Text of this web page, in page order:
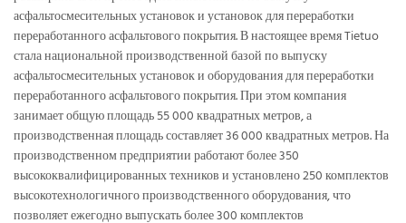
асфальтосмесительных установок и установок для переработки
переработанного асфальтового покрытия. В настоящее время Tietuo
стала национальной производственной базой по выпуску
асфальтосмесительных установок и оборудования для переработки
переработанного асфальтового покрытия. При этом компания
занимает общую площадь 55 000 квадратных метров, а
производственная площадь составляет 36 000 квадратных метров. На
производственном предприятии работают более 350
высококвалифицированных техников и установлено 250 комплектов
высокотехнологичного производственного оборудования, что
позволяет ежегодно выпускать более 300 комплектов